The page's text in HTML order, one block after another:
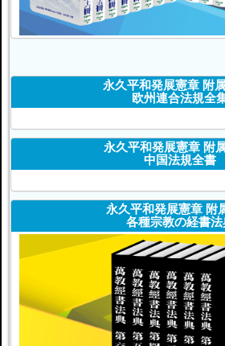
永久平和発展憲章 附
欧州連合法規全
永久平和発展憲章 附
中国法規全書
永久平和発展憲章 附
各種宗教の経書法